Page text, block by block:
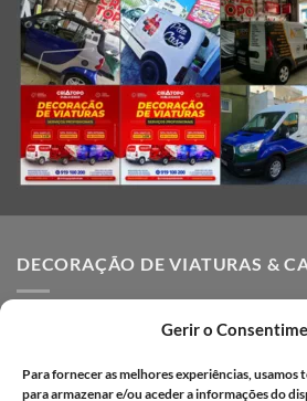
Gerir o
Para fornecer as melhores experiências, usamos
para armazenar e/ou aceder a informações do
DECORAÇÃO DE VIATURAS &
Decoração de Viaturas
Decoração de viaturas em vinil